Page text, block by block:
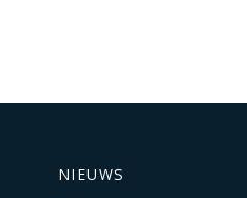
NIEUWS